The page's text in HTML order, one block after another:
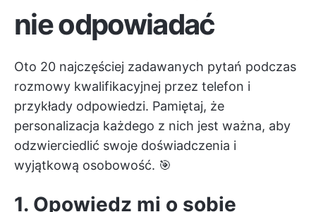
nie odpowiadać
Oto 20 najczęściej zadawanych pytań podczas
rozmowy kwalifikacyjnej przez telefon i
przykłady odpowiedzi. Pamiętaj, że
personalizacja każdego z nich jest ważna, aby
odzwierciedlić swoje doświadczenia i
wyjątkową osobowość. 🎯
1. Opowiedz mi o sobie